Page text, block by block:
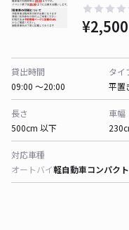
貸出時間
09:00 〜20:00
タイ
平置
長さ
500cm 以下
車幅
対応車種
オートバイ軽自動車コンパク